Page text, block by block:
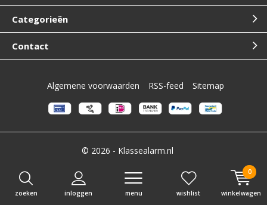
zoeken inloggen menu wishlist winkelwagen
0
Categorieën
Contact
© 2026 - Klassealarm.nl
Algemene voorwaarden RSS-feed Sitemap